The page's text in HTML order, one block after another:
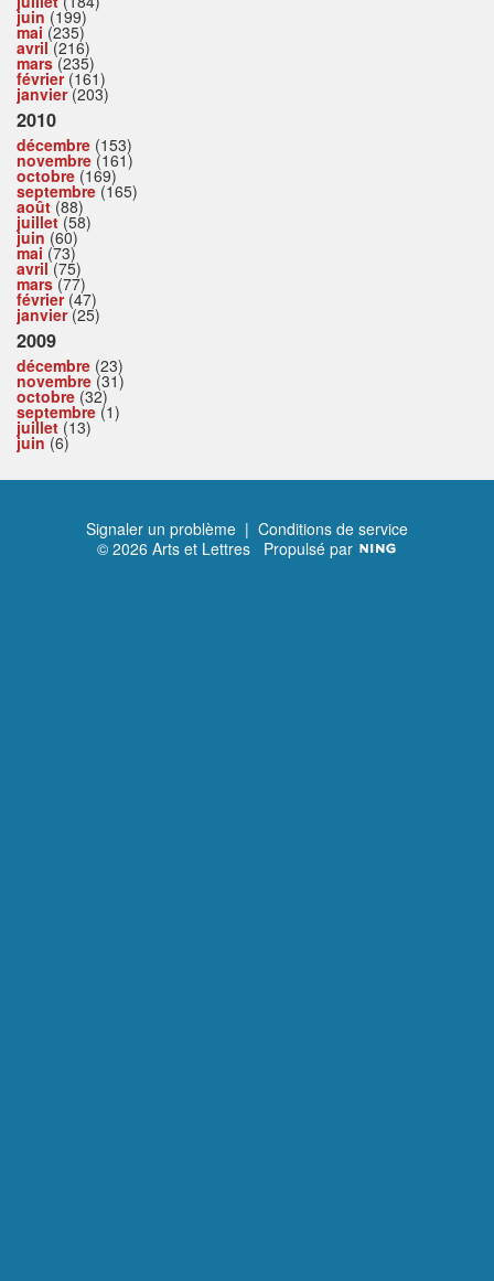
juin (199)
mai (235)
avril(216)
mars(235)
février(161)
janvier(203)
2010
décembre (153)
novembre (161)
octobre (169)
septembre (165)
août (88)
juillet(58)
juin (60)
mai (73)
avril(75)
mars(77)
février(47)
janvier(25)
2009
décembre (23)
novembre (31)
octobre (32)
septembre (1)
juillet (13)
juin (6)
Signaler un problème | Conditions de service
© 2026 Arts et Lettres Propulsé par